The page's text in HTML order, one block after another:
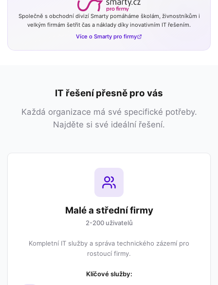
Společně s obchodní divizí Smarty pomáháme školám, živnostníkům i
velkým firmám šetřit čas a náklady díky inovativním IT řešením.
Více o Smarty pro firmy
IT řešení přesně pro vás
Každá organizace má své specifické potřeby.
Najděte si své ideální řešení.
Malé a střední firmy
2-200 uživatelů
Kompletní IT služby a správa technického zázemí pro
rostoucí firmy.
Klíčové služby: